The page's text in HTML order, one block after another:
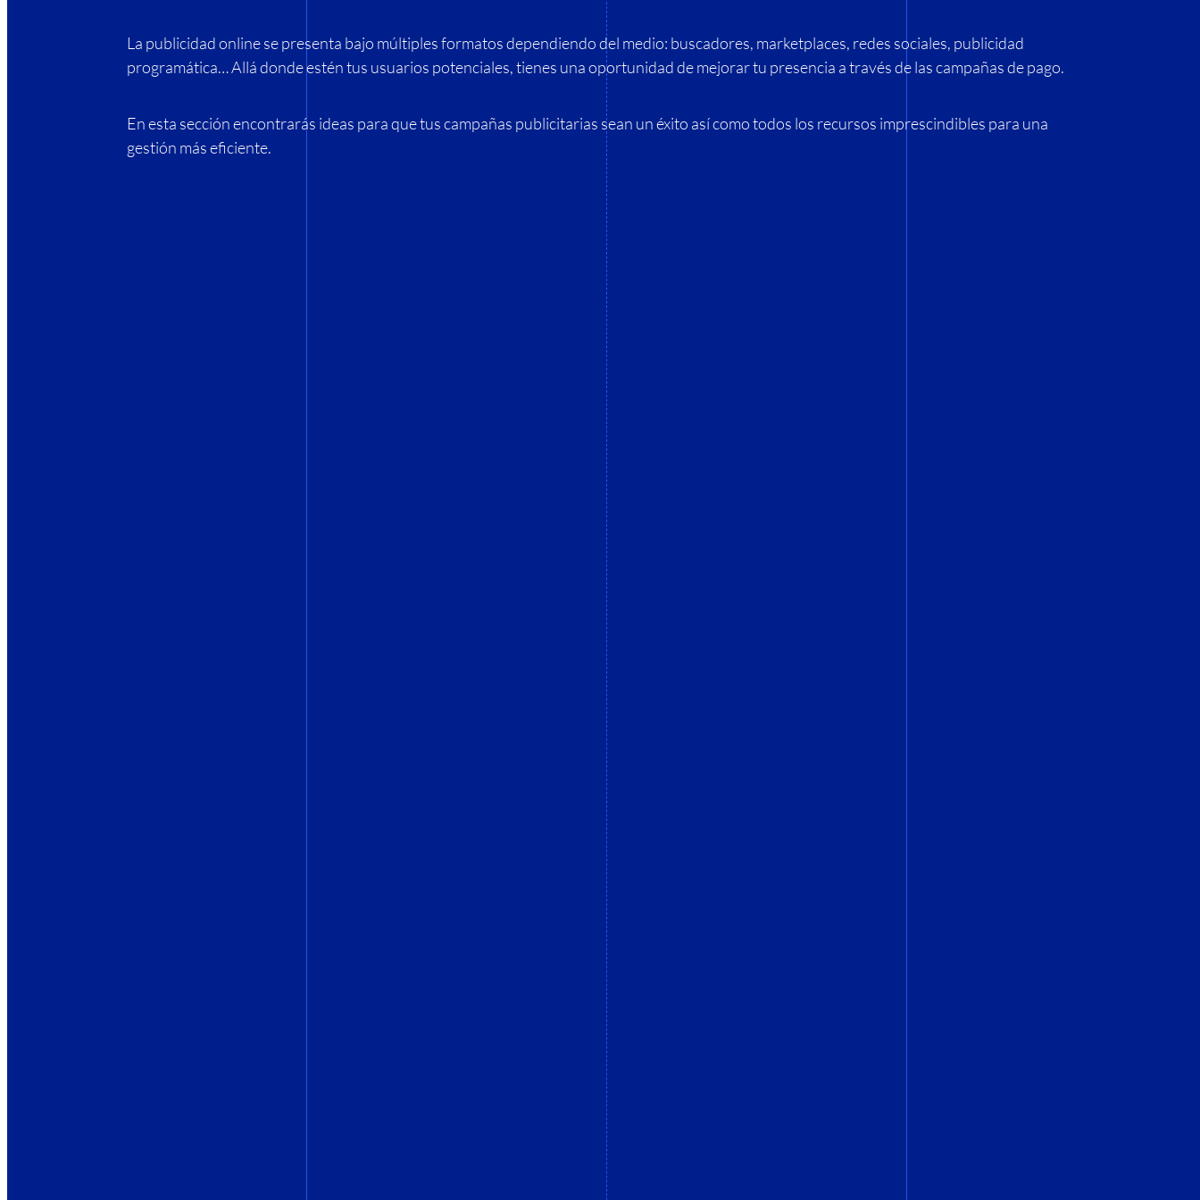
La publicidad online se presenta bajo múltiples formatos dependiendo del medio: buscadores, marketplaces, redes sociales, publicidad
programática… Allá donde estén tus usuarios potenciales, tienes una oportunidad de mejorar tu presencia a través de las campañas de pago.
En esta sección encontrarás ideas para que tus campañas publicitarias sean un éxito así como todos los recursos imprescindibles para una
gestión más eficiente.